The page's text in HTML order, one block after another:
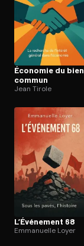
Économie du bien
commun
Jean Tirole
L’Événement 68
Emmanuelle Loyer